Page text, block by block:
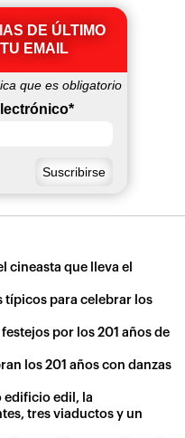
DE ÚLTIMO
EMAIL
que es obligatorio
*
cineasta que lleva el
típicos para celebrar los
por los 201 años de
los 201 años con danzas
edificio edil, la
tres viaductos y un